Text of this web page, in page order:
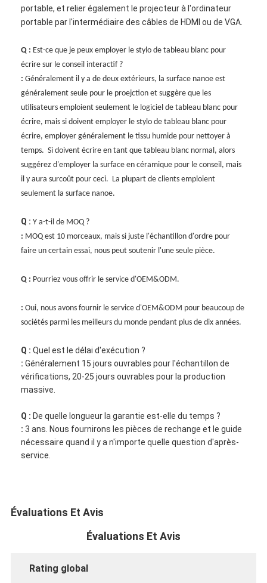
portable, et relier également le projecteur à l'ordinateur
portable par l'intermédiaire des câbles de HDMI ou de VGA.
Q : Est-ce que je peux employer le stylo de tableau blanc pour
écrire sur le conseil interactif ?
:Généralement il y a de deux extérieurs, la surface nanoe est
généralement seule pour le proejction et suggère que les
utilisateurs emploient seulement le logiciel de tableau blanc pour
écrire, mais si doivent employer le stylo de tableau blanc pour
écrire, employer généralement le tissu humide pour nettoyer à
temps. Si doivent écrire en tant que tableau blanc normal, alors
suggérez d'employer la surface en céramique pour le conseil, mais
il y aura surcoût pour ceci. La plupart de clients emploient
seulement la surface nanoe.
Q :Y a-t-il de MOQ ?
: MOQ est 10 morceaux, mais si juste l'échantillon d'ordre pour
faire un certain essai, nous peut soutenir l'une seule pièce.
Q : Pourriez vous offrir le service d'OEM&ODM.
:Oui, nous avons fournir le service d'OEM&ODM pour beaucoup de
sociétés parmi les meilleurs du monde pendant plus de dix années.
Q :Quel est le délai d'exécution ?
:Généralement 15 jours ouvrables pour l'échantillon de
vérifications, 20-25 jours ouvrables pour la production
massive.
Q : De quelle longueur la garantie est-elle du temps ?
:3 ans. Nous fournirons les pièces de rechange et le guide
nécessaire quand il y a n'importe quelle question d'après-
service.
Évaluations Et Avis
Évaluations Et Avis
Rating global